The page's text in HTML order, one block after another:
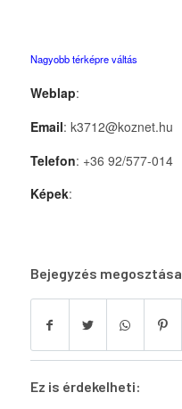
Nagyobb térképre váltás
Weblap:
Email: k3712@koznet.hu
Telefon: +36 92/577-014
Képek:
Bejegyzés megosztása
Ez is érdekelheti: